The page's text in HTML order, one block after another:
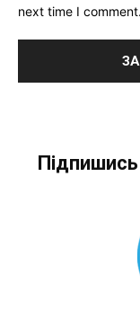
next time I comment.